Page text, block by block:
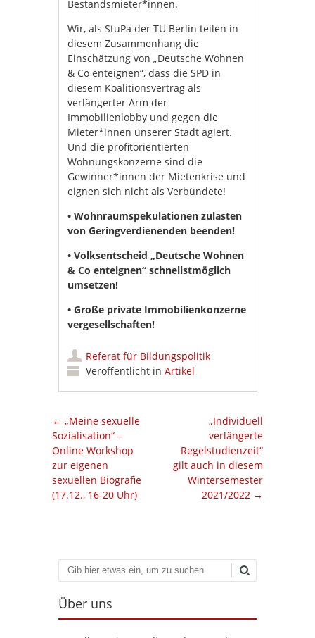
Bestandsmieter*innen.
Wir, als StuPa der TU Berlin teilen in
diesem Zusammenhang die
Einschätzung von „Deutsche Wohnen
& Co enteignen“, dass die SPD in
diesem Koalitionsvertrag als
verlängerter Arm der
Immobilienlobby und gegen die
Mieter*innen unserer Stadt agiert.
Und die profitorientierten
Wohnungskonzerne sind die
Gewinner*innen der Mietenkrise und
eignen sich nicht als Verbündete!
• Wohnraumspekulationen zulasten
von Geringverdienenden beenden!
• Volksentscheid „Deutsche Wohnen
& Co enteignen“ schnellstmöglich
umsetzen!
• Große private Immobilienkonzerne
vergesellschaften!
Referat für Bildungspolitik
Veröffentlicht inArtikel
Artikel-Navigation
← „Meine sexuelle
Sozialisation“ –
Online Workshop
zur eigenen
sexuellen Biografie
(17.12., 16-20 Uhr)
„Individuell
verlängerte
Regelstudienzeit“
gilt auch in diesem
Wintersemester
2021/2022 →
Suchen
Über uns